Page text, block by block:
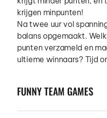
krijgen minpunten!
Na twee uur vol
balans opgemaakt.
punten verzameld en
ultieme winnaars? Tijd
FUNNY TEAM GAMES